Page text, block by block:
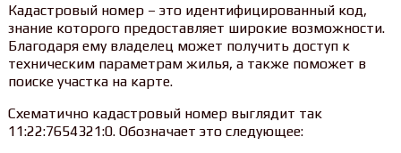
Кадастровый номер – это идентифицированный код,
знание которого предоставляет широкие возможности.
Благодаря ему владелец может получить доступ к
техническим параметрам жилья, а также поможет в
поиске участка на карте.
Схематично кадастровый номер выглядит так
11:22:7654321:0. Обозначает это следующее: